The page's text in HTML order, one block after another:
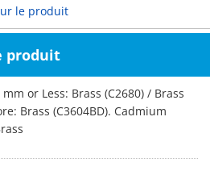
le produit
produit
or Less: Brass (C2680) / Brass
Brass (C3604BD). Cadmium